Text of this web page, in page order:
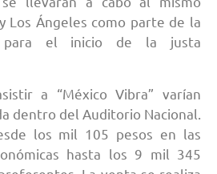
Los Ángeles como parte de la
para el inicio de la justa
a “México Vibra” varían
dentro del Auditorio Nacional.
los mil 105 pesos en las
hasta los 9 mil 345